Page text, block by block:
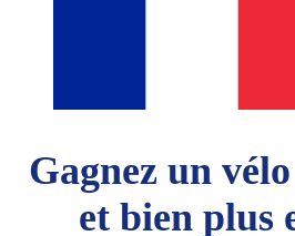
Gagnez un
et bien plus